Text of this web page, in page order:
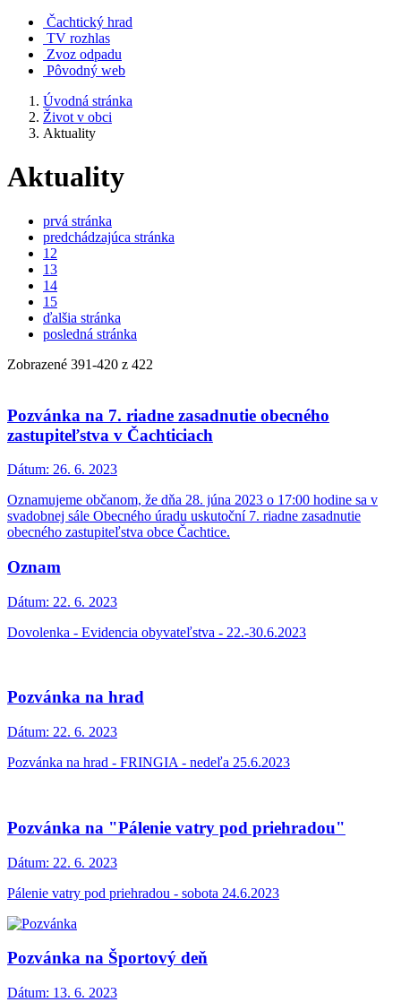
Čachtický hrad
TV rozhlas
Zvoz odpadu
Pôvodný web
Úvodná stránka
Život v obci
Aktuality
Aktuality
prvá stránka
predchádzajúca stránka
12
13
14
15
ďalšia stránka
posledná stránka
Zobrazené 391-420 z 422
Pozvánka na 7. riadne zasadnutie obecného
zastupiteľstva v Čachticiach
Dátum: 26. 6. 2023
Oznamujeme občanom, že dňa 28. júna 2023 o 17:00 hodine sa v
svadobnej sále Obecného úradu uskutoční 7. riadne zasadnutie
obecného zastupiteľstva obce Čachtice.
Oznam
Dátum: 22. 6. 2023
Dovolenka - Evidencia obyvateľstva - 22.-30.6.2023
Pozvánka na hrad
Dátum: 22. 6. 2023
Pozvánka na hrad - FRINGIA - nedeľa 25.6.2023
Pozvánka na "Pálenie vatry pod priehradou"
Dátum: 22. 6. 2023
Pálenie vatry pod priehradou - sobota 24.6.2023
Pozvánka na Športový deň
Dátum: 13. 6. 2023